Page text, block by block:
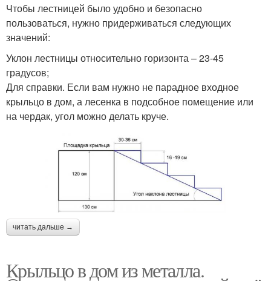
Чтобы лестницей было удобно и безопасно
пользоваться, нужно придерживаться следующих
значений:
Уклон лестницы относительно горизонта – 23-45
градусов;
Для справки. Если вам нужно не парадное входное
крыльцо в дом, а лесенка в подсобное помещение или
на чердак, угол можно делать круче.
читать дальше →
Крыльцо в дом из металла.